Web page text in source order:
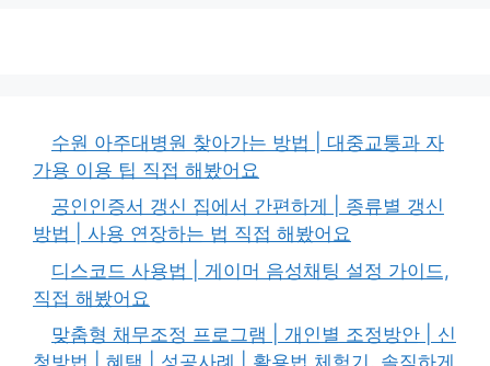
수원 아주대병원 찾아가는 방법 | 대중교통과 자
가용 이용 팁 직접 해봤어요
공인인증서 갱신 집에서 간편하게 | 종류별 갱신
방법 | 사용 연장하는 법 직접 해봤어요
디스코드 사용법 | 게이머 음성채팅 설정 가이드,
직접 해봤어요
맞춤형 채무조정 프로그램 | 개인별 조정방안 | 신
청방법 | 혜택 | 성공사례 | 활용법 체험기, 솔직하게